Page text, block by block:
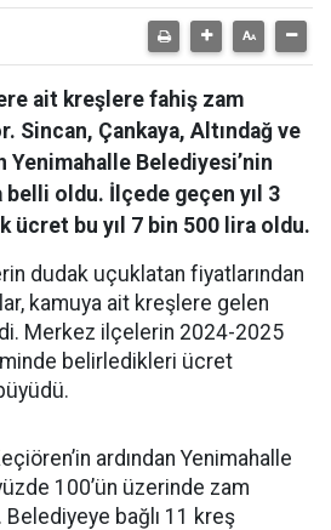
ait kreşlere fahiş zam
Sincan, Çankaya, Altındağ ve
Yenimahalle Belediyesi’nin
belli oldu. İlçede geçen yıl 3
ücret bu yıl 7 bin 500 lira oldu.
dudak uçuklatan fiyatlarından
kamuya ait kreşlere gelen
Merkez ilçelerin 2024-2025
belirledikleri ücret
ardından Yenimahalle
100’ün üzerinde zam
Belediyeye bağlı 11 kreş